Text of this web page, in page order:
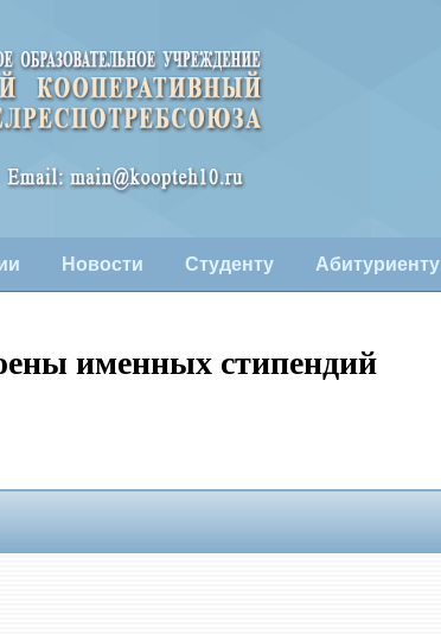
Новости Студенту Абитуриенту
именных стипендий